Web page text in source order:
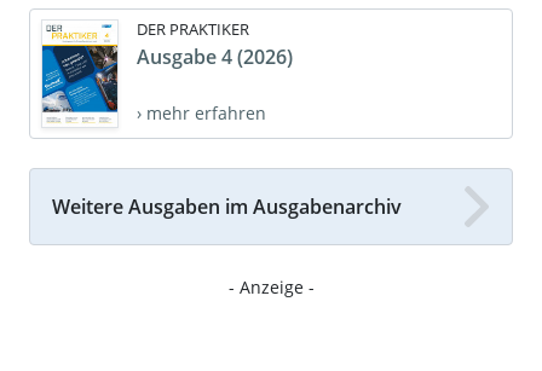
DER PRAKTIKER
Ausgabe 4 (2026)
› mehr erfahren
Weitere Ausgaben im Ausgabenarchiv
- Anzeige -